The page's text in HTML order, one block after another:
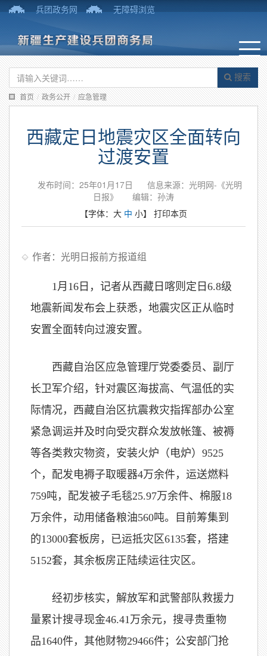
兵团政务网 无障碍浏览
搜索
首页 / 政务公开 / 应急管理
西藏定日地震灾区全面转向
过渡安置
发布时间：25年01月17日
信息来源：光明网-《光明
日报》
编辑：孙涛
【字体： 大 中 小】 打印本页
作者：光明日报前方报道组
1月16日，记者从西藏日喀则定日6.8级
地震新闻发布会上获悉，地震灾区正从临时
安置全面转向过渡安置。
西藏自治区应急管理厅党委委员、副厅
长卫军介绍，针对震区海拔高、气温低的实
际情况，西藏自治区抗震救灾指挥部办公室
紧急调运并及时向受灾群众发放帐篷、被褥
等各类救灾物资，安装火炉（电炉）9525
个，配发电褥子取暖器4万余件，运送燃料
759吨，配发被子毛毯25.97万余件、棉服18
万余件，动用储备粮油560吨。目前筹集到
的13000套板房，已运抵灾区6135套，搭建
5152套，其余板房正陆续运往灾区。
经初步核实，解放军和武警部队救援力
量累计搜寻现金46.41万余元，搜寻贵重物
品1640件，其他财物29466件；公安部门抢